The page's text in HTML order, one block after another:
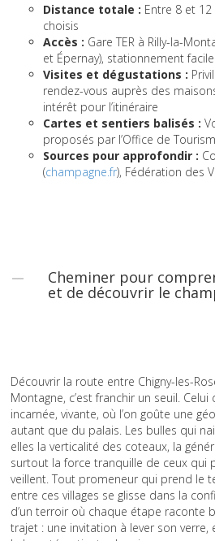
Distance totale : Entre 8 et
choisis
Accès : Gare TER à Rilly-la-
et Épernay), stationnement
Visites et dégustations :
rendez-vous auprès des
intérêt pour l’itinéraire
Cartes et sentiers balisés :
proposés par l’Office de
Sources pour approfondir :
(champagne.fr), Fédération des
Cheminer pour
et de découvrir le
Découvrir la route entre Chigny-les-
Montagne, c’est franchir un seuil. Celui
incarnée, vivante, où l’on goûte une
autant que du palais. Les bulles qui
elles la verticalité des coteaux, la
surtout la force tranquille de ceux qui
veillent. Tout promeneur qui prend le
entre ces villages se glisse dans la
d’un terroir où chaque étape raconte
trajet : une invitation à lever son